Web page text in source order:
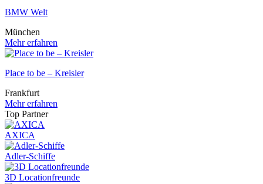
BMW Welt
München
Mehr erfahren
Place to be – Kreisler
Frankfurt
Mehr erfahren
Top Partner
AXICA
Adler-Schiffe
3D Locationfreunde